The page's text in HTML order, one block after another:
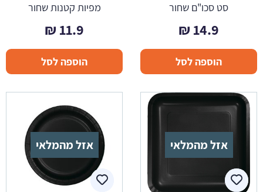
סט סכו"ם שחור
14.9
₪
הוספה לסל
מפיות קטנות שחור
11.9
₪
הוספה לסל
אזל מהמלאי אזל מהמלאי